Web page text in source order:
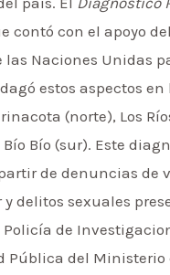
contó con el apoyo
las Naciones Unidas
estos aspectos
(norte), Los
Bío (sur). Este
de denuncias de
delitos sexuales
Policía de
Pública del Ministerio